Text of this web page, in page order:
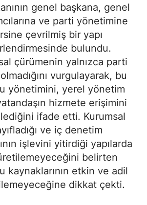
genel başkana, genel
ve parti yönetimine
çevrilmiş bir yapı
bulundu.
çürümenin yalnızca parti
vurgulayarak, bu
yönetimini, yerel yönetim
hizmete erişimini
ifade etti. Kurumsal
ve iç denetim
işlevini yitirdiği yapılarda
belirten
kaynaklarının etkin ve adil
dikkat çekti.